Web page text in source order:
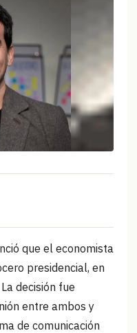
que el economista
presidencial, en
decisión fue
entre ambos y
de comunicación